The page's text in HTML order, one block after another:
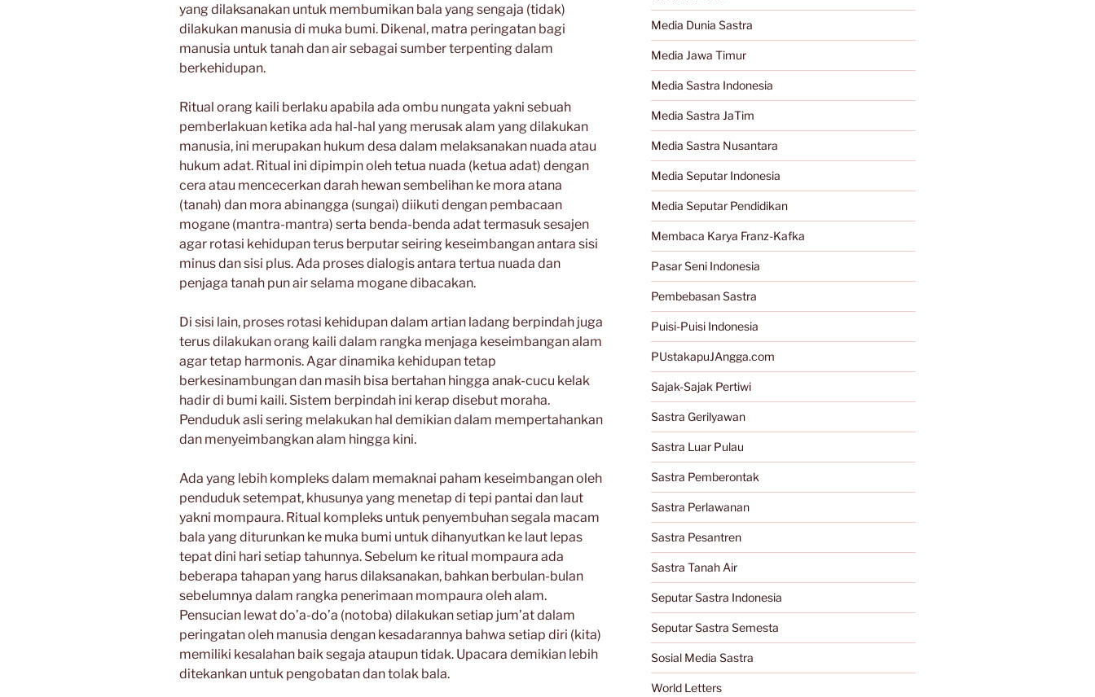
yang dilaksanakan untuk membumikan bala yang sengaja (tidak)
dilakukan manusia di muka bumi. Dikenal, matra peringatan bagi
manusia untuk tanah dan air sebagai sumber terpenting dalam
berkehidupan.
Ritual orang kaili berlaku apabila ada ombu nungata yakni sebuah
pemberlakuan ketika ada hal-hal yang merusak alam yang dilakukan
manusia, ini merupakan hukum desa dalam melaksanakan nuada atau
hukum adat. Ritual ini dipimpin oleh tetua nuada (ketua adat) dengan
cera atau mencecerkan darah hewan sembelihan ke mora atana
(tanah) dan mora abinangga (sungai) diikuti dengan pembacaan
mogane (mantra-mantra) serta benda-benda adat termasuk sesajen
agar rotasi kehidupan terus berputar seiring keseimbangan antara sisi
minus dan sisi plus. Ada proses dialogis antara tertua nuada dan
penjaga tanah pun air selama mogane dibacakan.
Di sisi lain, proses rotasi kehidupan dalam artian ladang berpindah juga
terus dilakukan orang kaili dalam rangka menjaga keseimbangan alam
agar tetap harmonis. Agar dinamika kehidupan tetap
berkesinambungan dan masih bisa bertahan hingga anak-cucu kelak
hadir di bumi kaili. Sistem berpindah ini kerap disebut moraha.
Penduduk asli sering melakukan hal demikian dalam mempertahankan
dan menyeimbangkan alam hingga kini.
Ada yang lebih kompleks dalam memaknai paham keseimbangan oleh
penduduk setempat, khusunya yang menetap di tepi pantai dan laut
yakni mompaura. Ritual kompleks untuk penyembuhan segala macam
bala yang diturunkan ke muka bumi untuk dihanyutkan ke laut lepas
tepat dini hari setiap tahunnya. Sebelum ke ritual mompaura ada
beberapa tahapan yang harus dilaksanakan, bahkan berbulan-bulan
sebelumnya dalam rangka penerimaan mompaura oleh alam.
Pensucian lewat do’a-do’a (notoba) dilakukan setiap jum’at dalam
peringatan oleh manusia dengan kesadarannya bahwa setiap diri (kita)
memiliki kesalahan baik segaja ataupun tidak. Upacara demikian lebih
ditekankan untuk pengobatan dan tolak bala.
Media Dunia Sastra
Media Jawa Timur
Media Sastra Indonesia
Media Sastra JaTim
Media Sastra Nusantara
Media Seputar Indonesia
Media Seputar Pendidikan
Membaca Karya Franz-Kafka
Pasar Seni Indonesia
Pembebasan Sastra
Puisi-Puisi Indonesia
PUstakapuJAngga.com
Sajak-Sajak Pertiwi
Sastra Gerilyawan
Sastra Luar Pulau
Sastra Pemberontak
Sastra Perlawanan
Sastra Pesantren
Sastra Tanah Air
Seputar Sastra Indonesia
Seputar Sastra Semesta
Sosial Media Sastra
World Letters